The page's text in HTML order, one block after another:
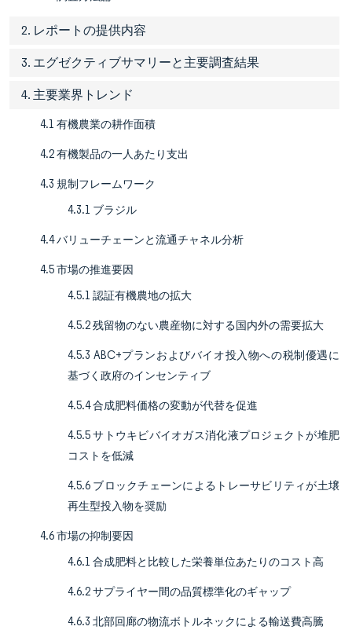
2. レポートの提供内容
3. エグゼクティブサマリーと主要調査結果
4. 主要業界トレンド
4.1 有機農業の耕作面積
4.2 有機製品の一人あたり支出
4.3 規制フレームワーク
4.3.1 ブラジル
4.4 バリューチェーンと流通チャネル分析
4.5 市場の推進要因
4.5.1 認証有機農地の拡大
4.5.2 残留物のない農産物に対する国内外の需要拡大
4.5.3 ABC+プランおよびバイオ投入物への税制優遇に
基づく政府のインセンティブ
4.5.4 合成肥料価格の変動が代替を促進
4.5.5 サトウキビバイオガス消化液プロジェクトが堆肥
コストを低減
4.5.6 ブロックチェーンによるトレーサビリティが土壌
再生型投入物を奨励
4.6 市場の抑制要因
4.6.1 合成肥料と比較した栄養単位あたりのコスト高
4.6.2 サプライヤー間の品質標準化のギャップ
4.6.3 北部回廊の物流ボトルネックによる輸送費高騰